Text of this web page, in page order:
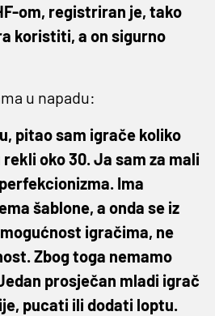
om, registriran je, tako
koristiti, a on sigurno
u napadu:
pitao sam igrače koliko
oko 30. Ja sam za mali
Ima
šablone, a onda se iz
igračima, ne
Zbog toga nemamo
prosječan mladi igrač
pucati ili dodati loptu.